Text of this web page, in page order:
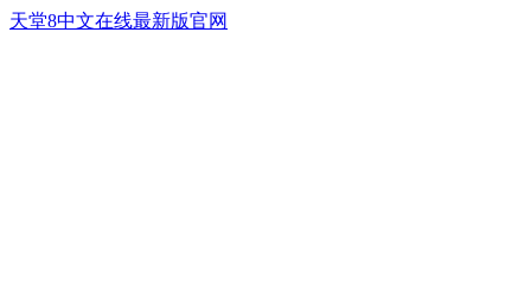
天堂8中文在线最新版官网